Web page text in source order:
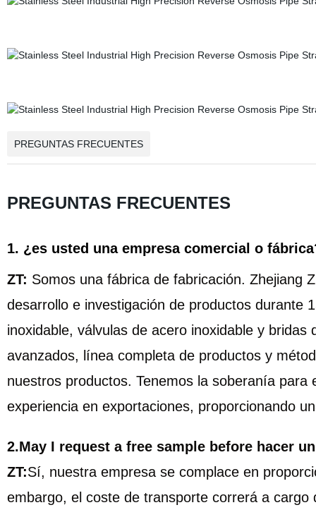
PREGUNTAS FRECUENTES
PREGUNTAS FRECUENTES
1. ¿es usted una empresa comercial o
ZT: Somos una fábrica de fabricación. Zhejiang
desarrollo e investigación de productos durante
inoxidable, válvulas de acero inoxidable y
avanzados, línea completa de productos y
nuestros productos. Tenemos la soberanía
experiencia en exportaciones, proporcionando
2.May I request a free sample before hacer
ZT:Sí, nuestra empresa se complace en
embargo, el coste de transporte correrá a cargo